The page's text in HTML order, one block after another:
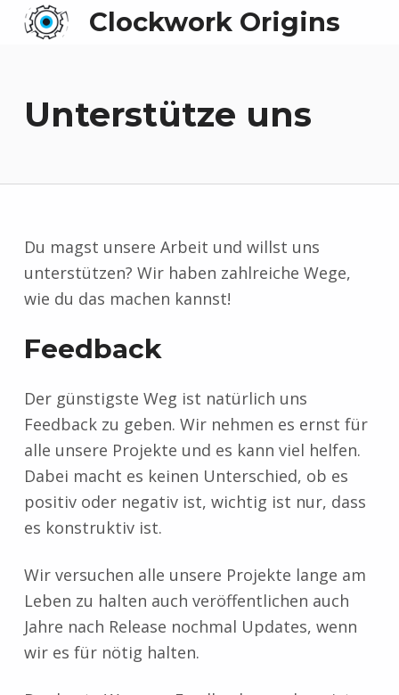
Clockwork Origins
Unterstütze uns
Du magst unsere Arbeit und willst uns
unterstützen? Wir haben zahlreiche Wege,
wie du das machen kannst!
Feedback
Der günstigste Weg ist natürlich uns
Feedback zu geben. Wir nehmen es ernst für
alle unsere Projekte und es kann viel helfen.
Dabei macht es keinen Unterschied, ob es
positiv oder negativ ist, wichtig ist nur, dass
es konstruktiv ist.
Wir versuchen alle unsere Projekte lange am
Leben zu halten auch veröffentlichen auch
Jahre nach Release nochmal Updates, wenn
wir es für nötig halten.